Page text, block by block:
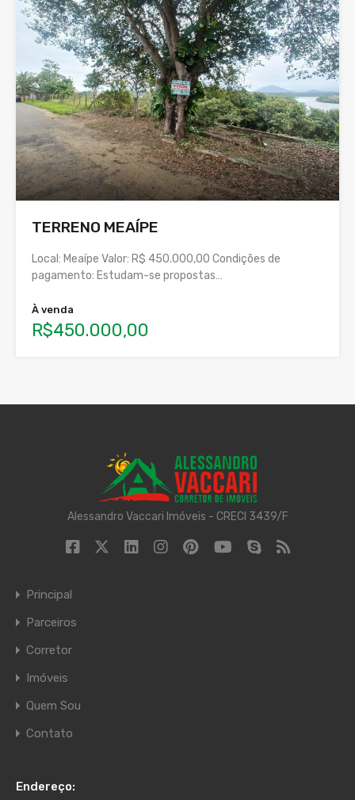
TERRENO MEAÍPE
Local: Meaípe Valor: R$ 450.000,00 Condições de
pagamento: Estudam-se propostas…
À venda
R$450.000,00
Alessandro Vaccari Imóveis - CRECI 3439/F
Principal
Parceiros
Corretor
Imóveis
Quem Sou
Contato
Endereço: